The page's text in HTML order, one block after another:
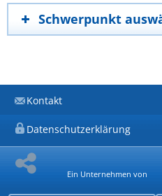
Schwerpunkt
Kontakt
Datenschutzerklärung
Ein Unternehmen von